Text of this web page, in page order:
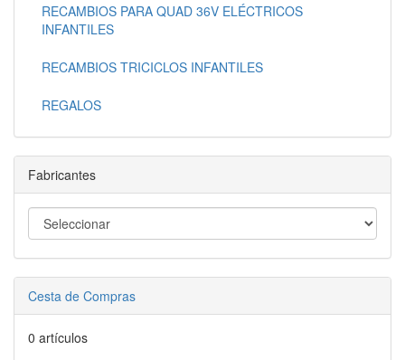
RECAMBIOS PARA QUAD 36V ELÉCTRICOS
INFANTILES
RECAMBIOS TRICICLOS INFANTILES
REGALOS
Fabricantes
Cesta de Compras
0 artículos